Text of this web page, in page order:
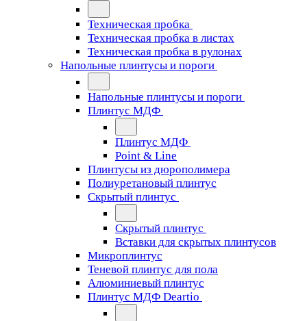
Техническая пробка
Техническая пробка в листах
Техническая пробка в рулонах
Напольные плинтусы и пороги
Напольные плинтусы и пороги
Плинтус МДФ
Плинтус МДФ
Point & Line
Плинтусы из дюрополимера
Полиуретановый плинтус
Скрытый плинтус
Скрытый плинтус
Вставки для скрытых плинтусов
Микроплинтус
Теневой плинтус для пола
Алюминиевый плинтус
Плинтус МДФ Deartio